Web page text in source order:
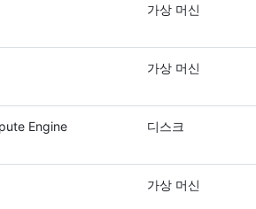
가상 머신
가상 머신
Engine 디스크
가상 머신